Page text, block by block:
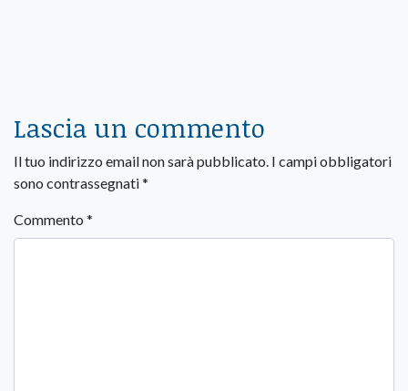
Lascia un commento
Il tuo indirizzo email non sarà pubblicato. I campi obbligatori
sono contrassegnati*
Commento *